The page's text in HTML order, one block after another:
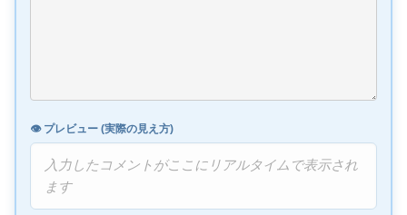
👁️ プレビュー (実際の見え方)
入力したコメントがここにリアルタイムで表示され
ます